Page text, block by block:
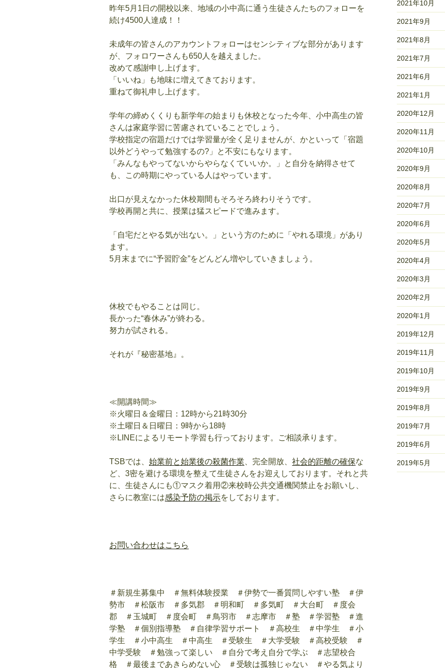
昨年5月1日の開校以来、地域の小中高に通う生徒さんたちのフォローを
続け4500人達成！！
未成年の皆さんのアカウントフォローはセンシティブな部分があります
が、フォロワーさんも650人を越えました。
改めて感謝申し上げます。
「いいね」も地味に増えてきております。
重ねて御礼申し上げます。
学年の締めくくりも新学年の始まりも休校となった今年、小中高生の皆
さんは家庭学習に苦慮されていることでしょう。
学校指定の宿題だけでは学習量が全く足りませんが、かといって「宿題
以外どうやって勉強するの?」と不安にもなります。
「みんなもやってないからやらなくていいか。」と自分を納得させて
も、この時期にやっている人はやっています。
出口が見えなかった休校期間もそろそろ終わりそうです。
学校再開と共に、授業は猛スピードで進みます。
「自宅だとやる気が出ない。」という方のために「やれる環境」があり
ます。
5月末までに“予習貯金”をどんどん増やしていきましょう。
休校でもやることは同じ。
長かった“春休み”が終わる。
努力が試される。
それが『秘密基地』。
≪開講時間≫
※火曜日＆金曜日：12時から21時30分
※土曜日＆日曜日：9時から18時
※LINEによるリモート学習も行っております。ご相談承ります。
TSBでは、 始業前と始業後の殺菌作業 、完全開放、 社会的距離の確保な
ど、3密を避ける環境を整えて生徒さんをお迎えしております。それと共
に、生徒さんにも①マスク着用②来校時公共交通機関禁止をお願いし、
さらに教室には感染予防の掲示をしております。
お問い合わせはこちら
＃新規生募集中 ＃無料体験授業 ＃伊勢で一番質問しやすい塾 ＃伊
勢市 ＃松阪市 ＃多気郡 ＃明和町 ＃多気町 ＃大台町 ＃度会
郡 ＃玉城町 ＃度会町 ＃鳥羽市 ＃志摩市 ＃塾 ＃学習塾 ＃進
学塾 ＃個別指導塾 ＃自律学習サポート ＃高校生 ＃中学生 ＃小
学生 ＃小中高生 ＃中高生 ＃受験生 ＃大学受験 ＃高校受験 ＃
中学受験 ＃勉強って楽しい ＃自分で考え自分で学ぶ ＃志望校合
格 ＃最後まであきらめない心 ＃受験は孤独じゃない ＃やる気より
2021年10月
2021年9月
2021年8月
2021年7月
2021年6月
2021年1月
2020年12月
2020年11月
2020年10月
2020年9月
2020年8月
2020年7月
2020年6月
2020年5月
2020年4月
2020年3月
2020年2月
2020年1月
2019年12月
2019年11月
2019年10月
2019年9月
2019年8月
2019年7月
2019年6月
2019年5月